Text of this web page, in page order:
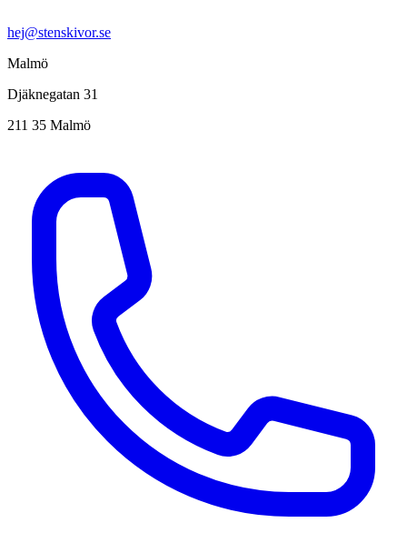
hej@stenskivor.se
Malmö
Djäknegatan 31
211 35 Malmö